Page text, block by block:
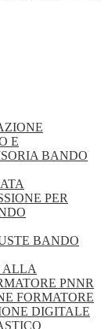
E
BANDO
PER
BANDO
ALLA
PNNR
FORMATORE
DIGITALE